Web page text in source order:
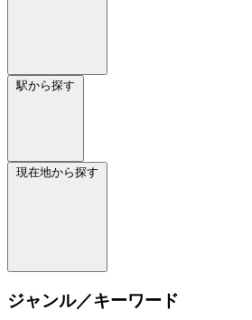
駅から探す
現在地から探す
ジャンル／キーワード